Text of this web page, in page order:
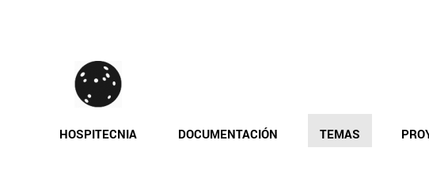
HOSPITECNIA DOCUMENTACIÓN TEMAS